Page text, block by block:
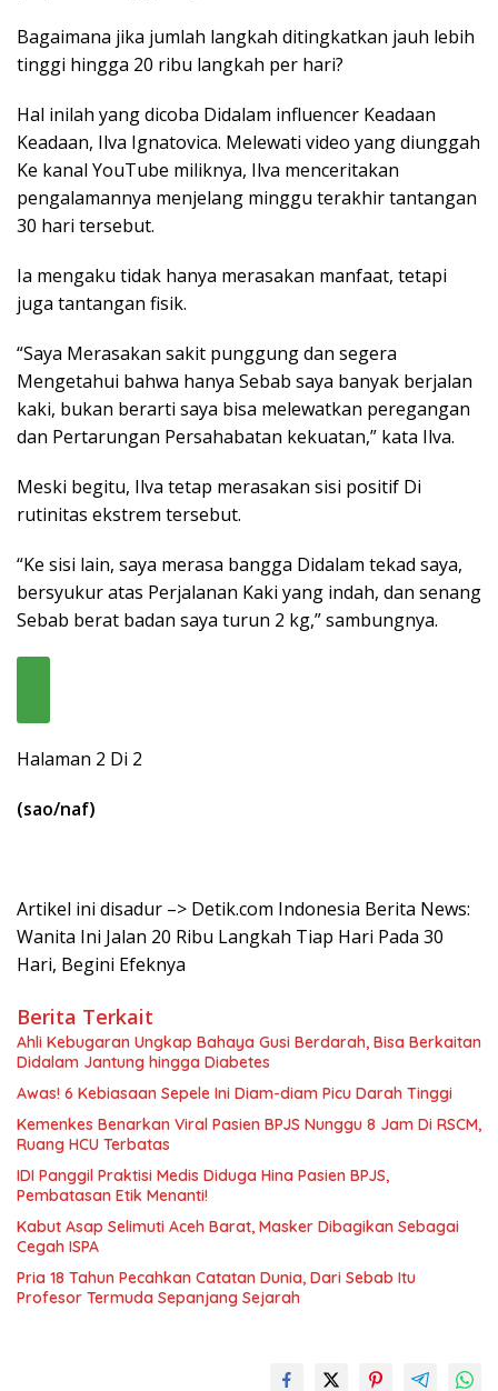
Bagaimana jika jumlah langkah ditingkatkan jauh lebih
tinggi hingga 20 ribu langkah per hari?
Hal inilah yang dicoba Didalam influencer Keadaan
Keadaan, Ilva Ignatovica. Melewati video yang diunggah
Ke kanal YouTube miliknya, Ilva menceritakan
pengalamannya menjelang minggu terakhir tantangan
30 hari tersebut.
Ia mengaku tidak hanya merasakan manfaat, tetapi
juga tantangan fisik.
“Saya Merasakan sakit punggung dan segera
Mengetahui bahwa hanya Sebab saya banyak berjalan
kaki, bukan berarti saya bisa melewatkan peregangan
dan Pertarungan Persahabatan kekuatan,” kata Ilva.
Meski begitu, Ilva tetap merasakan sisi positif Di
rutinitas ekstrem tersebut.
“Ke sisi lain, saya merasa bangga Didalam tekad saya,
bersyukur atas Perjalanan Kaki yang indah, dan senang
Sebab berat badan saya turun 2 kg,” sambungnya.
Halaman 2 Di 2
(sao/naf)
Artikel ini disadur –> Detik.com Indonesia Berita News:
Wanita Ini Jalan 20 Ribu Langkah Tiap Hari Pada 30
Hari, Begini Efeknya
Berita Terkait
Ahli Kebugaran Ungkap Bahaya Gusi Berdarah, Bisa Berkaitan
Didalam Jantung hingga Diabetes
Awas! 6 Kebiasaan Sepele Ini Diam-diam Picu Darah Tinggi
Kemenkes Benarkan Viral Pasien BPJS Nunggu 8 Jam Di RSCM,
Ruang HCU Terbatas
IDI Panggil Praktisi Medis Diduga Hina Pasien BPJS,
Pembatasan Etik Menanti!
Kabut Asap Selimuti Aceh Barat, Masker Dibagikan Sebagai
Cegah ISPA
Pria 18 Tahun Pecahkan Catatan Dunia, Dari Sebab Itu
Profesor Termuda Sepanjang Sejarah